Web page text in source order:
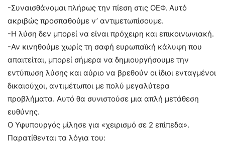
-Συναισθάνομαι πλήρως την πίεση στις ΟΕΦ. Αυτό
ακριβώς προσπαθούμε ν’ αντιμετωπίσουμε.
-Η λύση δεν μπορεί να είναι πρόχειρη και επικοινωνιακή.
-Αν κινηθούμε χωρίς τη σαφή ευρωπαϊκή κάλυψη που
απαιτείται, μπορεί σήμερα να δημιουργήσουμε την
εντύπωση λύσης και αύριο να βρεθούν οι ίδιοι ενταγμένοι
δικαιούχοι, αντιμέτωποι με πολύ μεγαλύτερα
προβλήματα. Αυτό θα συνιστούσε μια απλή μετάθεση
ευθύνης.
Ο Υφυπουργός μίλησε για «χειρισμό σε 2 επίπεδα».
Παρατίθενται τα λόγια του: